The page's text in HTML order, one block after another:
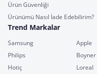
Ürün Güvenliği
Ürünümü Nasıl İade Edebilirim?
Trend Markalar
Samsung Apple
Philips
Boyner
Hotiç
Loreal